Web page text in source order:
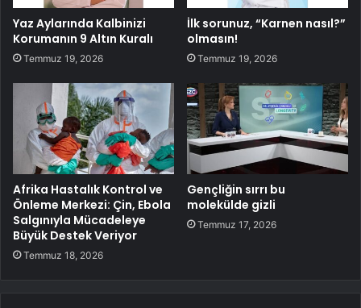
Yaz Aylarında Kalbinizi
Korumanın 9 Altın Kuralı
Temmuz 19, 2026
İlk sorunuz, “Karnen nasıl?”
olmasın!
Temmuz 19, 2026
Afrika Hastalık Kontrol ve
Önleme Merkezi: Çin, Ebola
Salgınıyla Mücadeleye
Büyük Destek Veriyor
Temmuz 18, 2026
Gençliğin sırrı bu
molekülde gizli
Temmuz 17, 2026